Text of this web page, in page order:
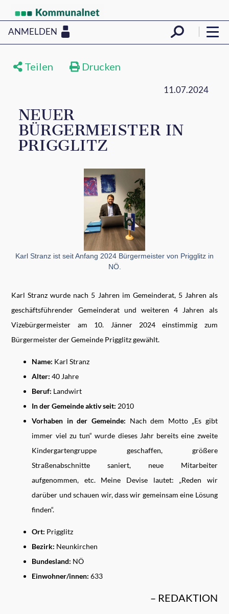
ANMELDEN
Teilen Drucken
11.07.2024
NEUER
BÜRGERMEISTER IN
PRIGGLITZ
Karl Stranz ist seit Anfang 2024 Bürgermeister von Prigglitz in
NÖ.
Karl Stranz wurde nach 5 Jahren im Gemeinderat, 5 Jahren als
geschäftsführender Gemeinderat und weiteren 4 Jahren als
Vizebürgermeister am 10. Jänner 2024 einstimmig zum
Bürgermeister der Gemeinde Prigglitz gewählt.
Name: Karl Stranz
Alter:40 Jahre
Beruf: Landwirt
In der Gemeinde aktiv seit: 2010
Vorhaben in der Gemeinde: Nach dem Motto „Es gibt
immer viel zu tun“ wurde dieses Jahr bereits eine zweite
Kindergartengruppe geschaffen, größere
Straßenabschnitte saniert, neue Mitarbeiter
aufgenommen, etc. Meine Devise lautet: „Reden wir
darüber und schauen wir, dass wir gemeinsam eine Lösung
finden“.
Ort: Prigglitz
Bezirk: Neunkirchen
Bundesland: NÖ
Einwohner/innen:633
– REDAKTION